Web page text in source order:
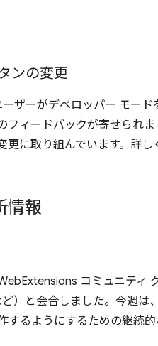
ンの変更
ザーがデベロッパー モー
フィードバックが寄せられ
に取り組んでいます。詳し
情報
コミュニティ
）と会合しました。今週は
するようにするための継続